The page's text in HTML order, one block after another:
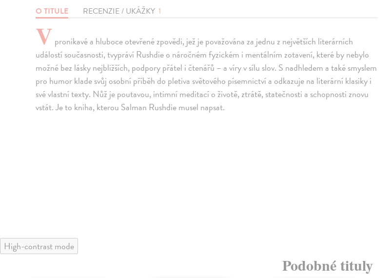
O TITULE RECENZIE / UKÁŽKY 1
V pronikavé a hluboce otevřené zpovědi, jež je považována za jednu z největších literárních
událostí současnosti, tvypráví Rushdie o náročném fyzickém i mentálním zotavení, které by nebylo
možné bez lásky nejbližších, podpory přátel i čtenářů – a víry v sílu slov. S nadhledem a také smyslem
pro humor klade svůj osobní příběh do pletiva světového písemnictví a odkazuje na literární klasiky i
své vlastní texty. Nůž je poutavou, intimní meditací o životě, ztrátě, statečnosti a schopnosti znovu
vstát. Je to kniha, kterou Salman Rushdie musel napsat.
High-contrast mode
Podobné tituly